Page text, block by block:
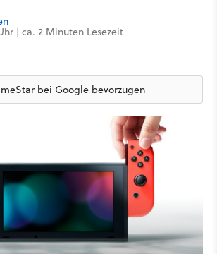
| ca. 2 Minuten Lesezeit
bei Google bevorzugen